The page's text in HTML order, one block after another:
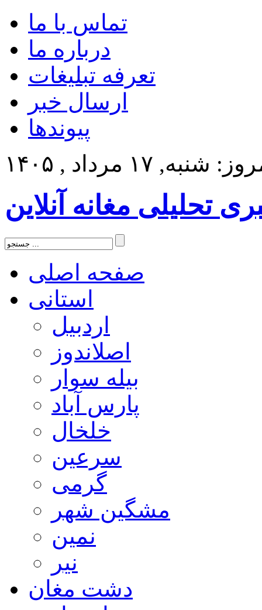
تماس با ما
درباره ما
تعرفه تبلیغات
ارسال خبر
پیوندها
شنبه, ۱۷ مرداد , ۱۴۰۵
تحلیلی مغانه آنلاین
صفحه اصلی
استانی
اردبیل
اصلاندوز
بیله سوار
پارس آباد
خلخال
سرعین
گرمی
مشگین شهر
نمین
نیر
دشت مغان